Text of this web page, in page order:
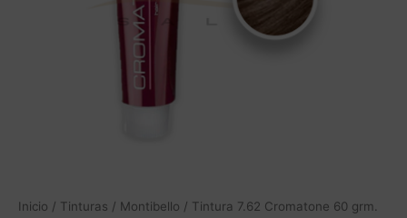
Inicio / Tinturas / Montibello / Tintura 7.62 Cromatone 60 grm.